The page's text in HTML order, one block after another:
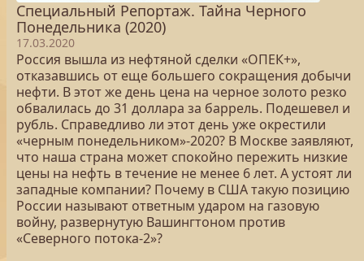
Специальный Репортаж. Тайна Черного
Понедельника (2020)
17.03.2020
Россия вышла из нефтяной сделки «ОПЕК+»,
отказавшись от еще большего сокращения добычи
нефти. В этот же день цена на черное золото резко
обвалилась до 31 доллара за баррель. Подешевел и
рубль. Справедливо ли этот день уже окрестили
«черным понедельником»-2020? В Москве заявляют,
что наша страна может спокойно пережить низкие
цены на нефть в течение не менее 6 лет. А устоят ли
западные компании? Почему в США такую позицию
России называют ответным ударом на газовую
войну, развернутую Вашингтоном против
«Северного потока-2»?